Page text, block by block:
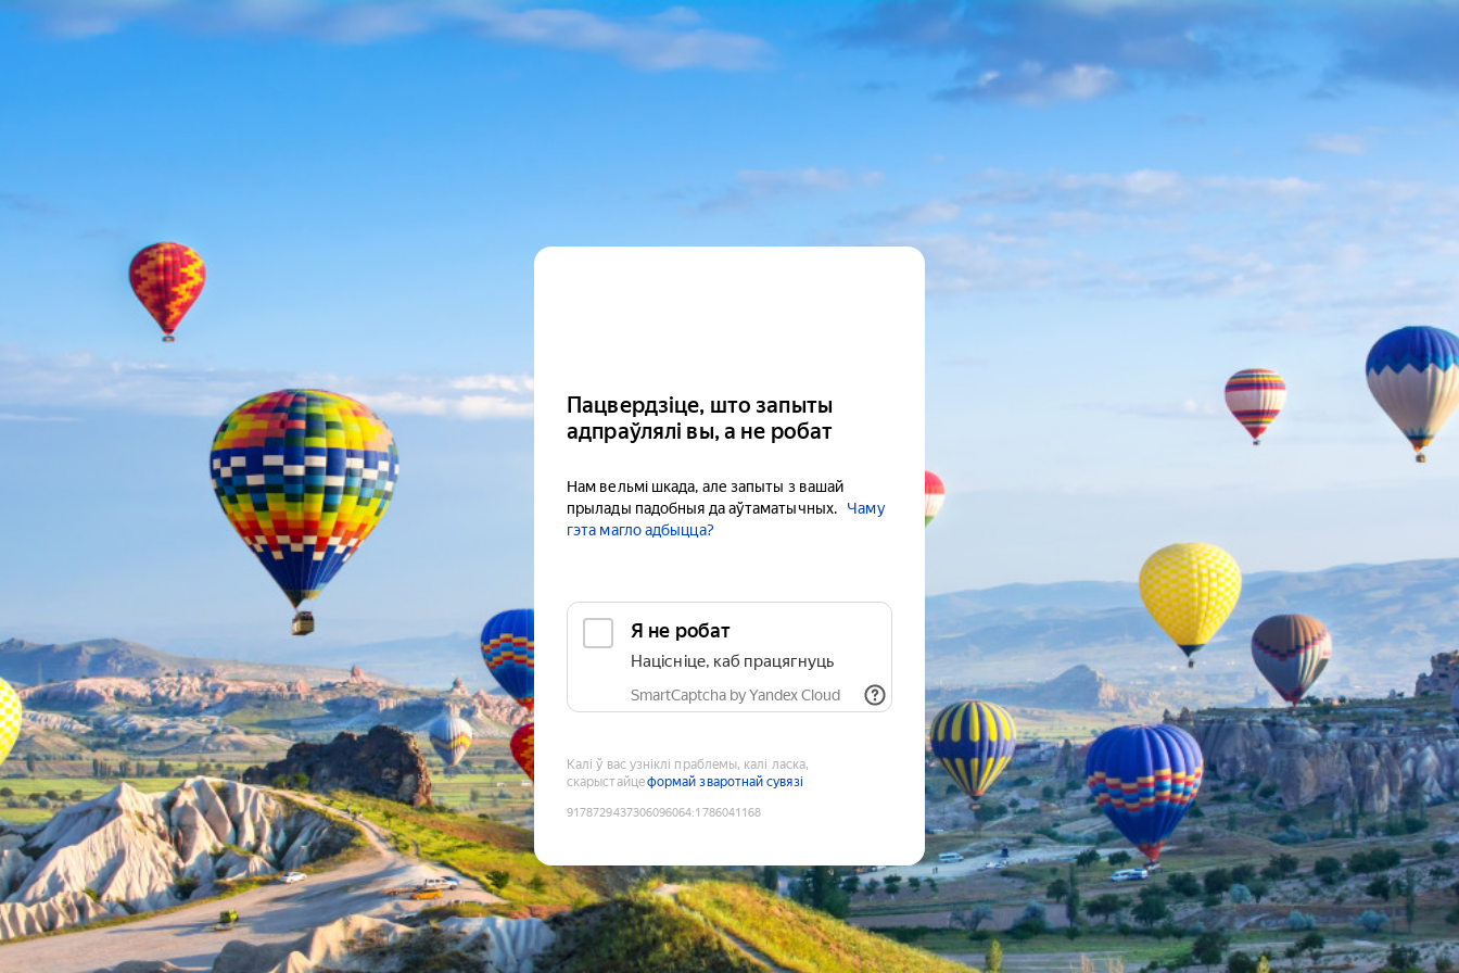
Пацвердзіце, што запыты
адпраўлялі вы, а не робат
Нам вельмі шкада, але запыты з вашай
прылады падобныя да аўтаматычных.
Чаму
гэта магло адбыцца?
Я не робат
Націсніце, каб працягнуць
SmartCaptcha by Yandex Cloud
Калі ў вас узніклі праблемы, калі ласка,
скарыстайцеформай зваротнай сувязі
9178729437306096064:1786041168